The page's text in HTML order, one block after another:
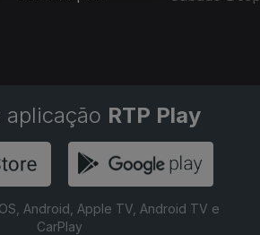
aplicação RTP Play
Android, Apple TV, Android TV e
CarPlay